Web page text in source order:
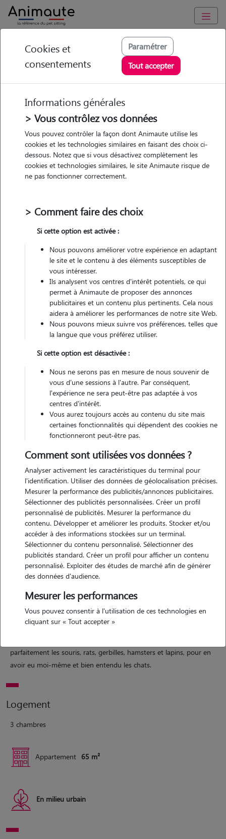
Animaute Hauts-de-France Pas-de-Calais/Béthune
Justine - Petsitter à
Béthune
• 40 ans
Garde
chez le Pet Sitter
Véhiculé
Contacter
L'envoi d'une demande est sans engagement
Motivation
j'adore les animaux depuis toujours, j'ai eu tous types de rongeurs, et
actuellement j'ai 2 chats adoptés en association depuis une dizaine
d'années. je possède le galop 3 et mon diplôme d'auxiliaire de santé
animale.
Expérience
j'ai déjà gardé des chiens (husky, labrador et cocker), des chats (au
domicile des propriétaires en visites), un hamster, un lapin, et je me
parfaitement les souris, rats, gerbilles, hamsters et lapins, pour en
avoir eu moi-même et bien entendu les chats.
Logement
3 chambres
Appartement 65 m²
En milieu urbain
Cookies et
consentements
Paramétrer
Tout accepter
Informations générales
> Vous contrôlez vos données
Vous pouvez contrôler la façon dont Animaute utilise les
cookies et les technologies similaires en faisant des choix ci-
dessous. Notez que si vous désactivez complètement les
cookies et technologies similaires, le site Animaute risque de
ne pas fonctionner correctement.
> Comment faire des choix
Si cette option est activée :
Nous pouvons améliorer votre expérience en adaptant
le site et le contenu à des éléments susceptibles de
vous intéresser.
Ils analysent vos centres d'intérêt potentiels, ce qui
permet à Animaute de proposer des annonces
publicitaires et un contenu plus pertinents. Cela nous
aidera à améliorer les performances de notre site Web.
Nous pouvons mieux suivre vos préférences, telles que
la langue que vous préférez utiliser.
Si cette option est désactivée :
Nous ne serons pas en mesure de nous souvenir de
vous d'une sessions à l'autre. Par conséquent,
l'expérience ne sera peut-être pas adaptée à vos
centres d'intérêt.
Vous aurez toujours accès au contenu du site mais
certaines fonctionnalités qui dépendent des cookies ne
fonctionneront peut-être pas.
Comment sont utilisées vos données ?
Analyser activement les caractéristiques du terminal pour
l'identification. Utiliser des données de géolocalisation précises.
Mesurer la performance des publicités/annonces publicitaires.
Sélectionner des publicités personnalisées. Créer un profil
personnalisé de publicités. Mesurer la performance du
contenu. Développer et améliorer les produits. Stocker et/ou
accéder à des informations stockées sur un terminal.
Sélectionner du contenu personnalisé. Sélectionner des
publicités standard. Créer un profil pour afficher un contenu
personnalisé. Exploiter des études de marché afin de générer
des données d'audience.
Mesurer les performances
Vous pouvez consentir à l'utilisation de ces technologies en
cliquant sur « Tout accepter »